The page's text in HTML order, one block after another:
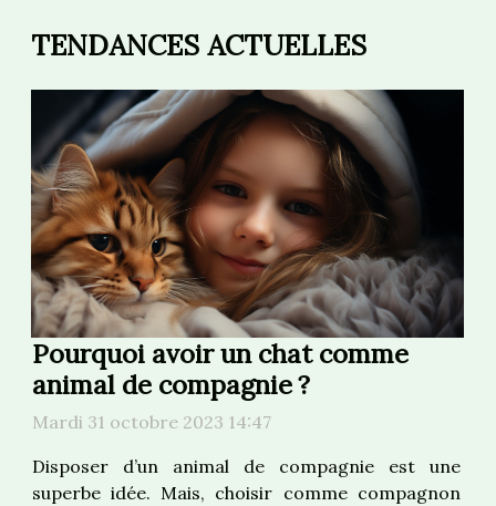
TENDANCES ACTUELLES
Pourquoi avoir un chat comme
animal de compagnie ?
Mardi 31 octobre 2023 14:47
Disposer d’un animal de compagnie est une
superbe idée. Mais, choisir comme compagnon